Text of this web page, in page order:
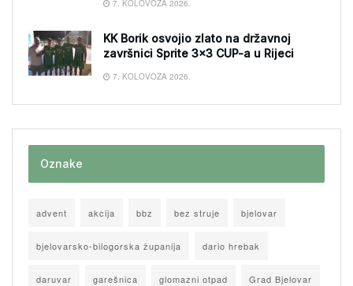
7. KOLOVOZA 2026.
KK Borik osvojio zlato na državnoj
završnici Sprite 3×3 CUP-a u Rijeci
7. KOLOVOZA 2026.
Oznake
advent akcija bbz bez struje bjelovar
bjelovarsko-bilogorska županija dario hrebak
daruvar garešnica glomazni otpad Grad Bjelovar